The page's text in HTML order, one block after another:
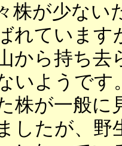
株が少ない
れています
から持ち去
いようです
株が一般に
したが、野